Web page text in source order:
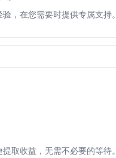
，在您需要时提供专属支持。
取收益，无需不必要的等待。